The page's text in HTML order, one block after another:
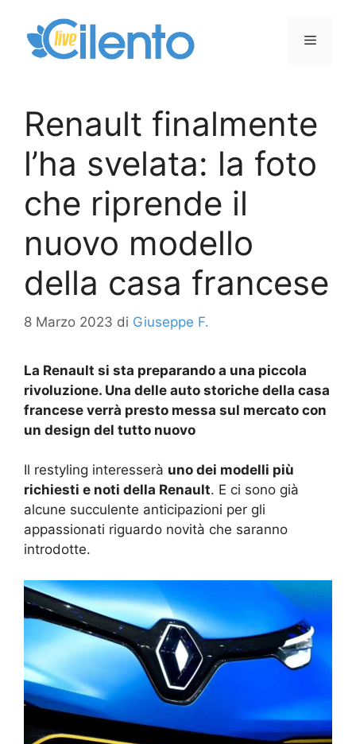
contenuto
Menu
Renault finalmente
l’ha svelata: la foto
che riprende il
nuovo modello
della casa francese
8 Marzo 2023 di Giuseppe F.
La Renault si sta preparando a una piccola
rivoluzione. Una delle auto storiche della casa
francese verrà presto messa sul mercato con
un design del tutto nuovo
Il restyling interesserà uno dei modelli più
richiesti e noti della Renault. E ci sono già
alcune succulente anticipazioni per gli
appassionati riguardo novità che saranno
introdotte.